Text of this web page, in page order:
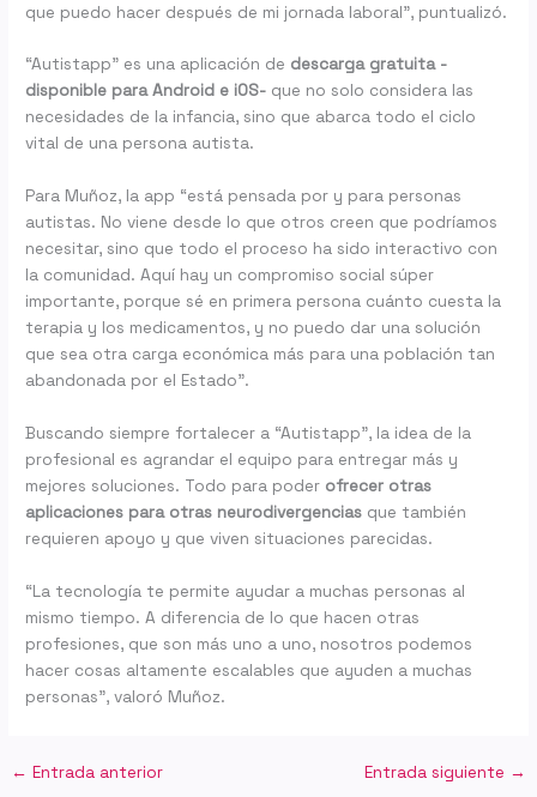
que puedo hacer después de mi jornada laboral”, puntualizó.
“Autistapp” es una aplicación de descarga gratuita -
disponible para Android e iOS- que no solo considera las
necesidades de la infancia, sino que abarca todo el ciclo
vital de una persona autista.
Para Muñoz, la app “está pensada por y para personas
autistas. No viene desde lo que otros creen que podríamos
necesitar, sino que todo el proceso ha sido interactivo con
la comunidad. Aquí hay un compromiso social súper
importante, porque sé en primera persona cuánto cuesta la
terapia y los medicamentos, y no puedo dar una solución
que sea otra carga económica más para una población tan
abandonada por el Estado”.
Buscando siempre fortalecer a “Autistapp”, la idea de la
profesional es agrandar el equipo para entregar más y
mejores soluciones. Todo para poder ofrecer otras
aplicaciones para otras neurodivergencias que también
requieren apoyo y que viven situaciones parecidas.
“La tecnología te permite ayudar a muchas personas al
mismo tiempo. A diferencia de lo que hacen otras
profesiones, que son más uno a uno, nosotros podemos
hacer cosas altamente escalables que ayuden a muchas
personas”, valoró Muñoz.
← Entrada anterior Entrada siguiente →